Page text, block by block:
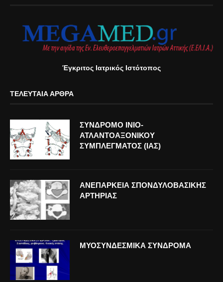
Έγκριτος Ιατρικός Ιστότοπος
ΤΕΛΕΥΤΑΊΑ ΆΡΘΡΑ
ΣΥΝΔΡΟΜΟ ΙΝΙΟ-
ΑΤΛΑΝΤΟΑΞΟΝΙΚΟΥ
ΣΥΜΠΛΕΓΜΑΤΟΣ (ΙΑΣ)
ΑΝΕΠΑΡΚΕΙΑ ΣΠΟΝΔΥΛΟΒΑΣΙΚΗΣ
ΑΡΤΗΡΙΑΣ
ΜΥΟΣΥΝΔΕΣΜΙΚΑ ΣΥΝΔΡΟΜΑ